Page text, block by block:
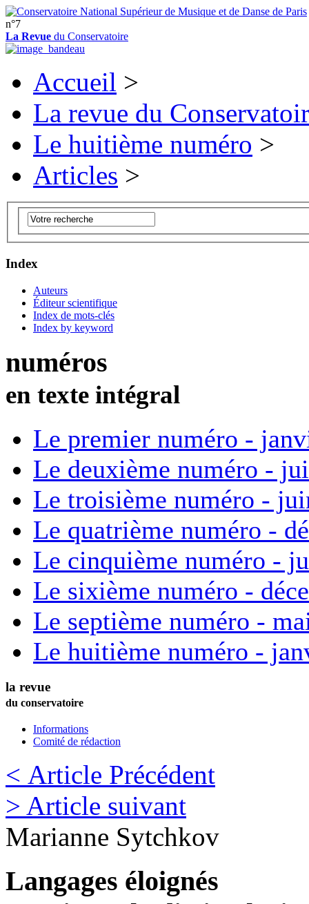
n°7
La Revue du Conservatoire
Accueil >
La revue du
Le huitième numéro >
Articles >
Index
Auteurs
Éditeur scientifique
Index de mots-clés
Index by keyword
numéros
en texte intégral
Le premier numéro -
Le deuxième numéro -
Le troisième numéro -
Le quatrième numéro -
Le cinquième numéro -
Le sixième numéro -
Le septième numéro -
Le huitième numéro -
la revue
du conservatoire
Informations
Comité de rédaction
< Article Précédent
> Article suivant
Marianne Sytchkov
Langages éloignés